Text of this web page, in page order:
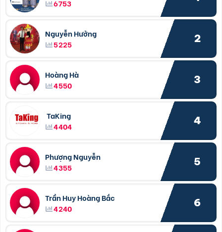
6753
Nguyễn Hưởng
5225
2
Hoàng Hà
4550
3
TaKing
4404
4
Phượng Nguyễn
4355
5
Trần Huy Hoàng Bắc
4240
6